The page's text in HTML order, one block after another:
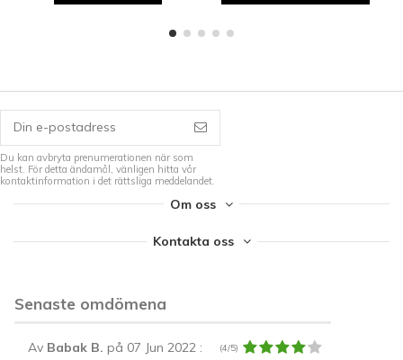
Du kan avbryta prenumerationen när som
helst. För detta ändamål, vänligen hitta vår
kontaktinformation i det rättsliga meddelandet.
Om oss
Kontakta oss
Senaste omdömena
Av Babak B. på 07 Jun 2022: (4/5)